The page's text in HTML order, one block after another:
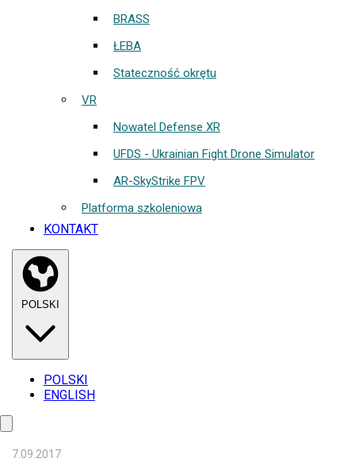
BRASS
ŁEBA
Stateczność okrętu
VR
Nowatel Defense XR
UFDS - Ukrainian Fight Drone Simulator
AR-SkyStrike FPV
Platforma szkoleniowa
KONTAKT
POLSKI
ENGLISH
7.09.2017